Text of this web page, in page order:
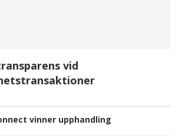
vid
vinner upphandling